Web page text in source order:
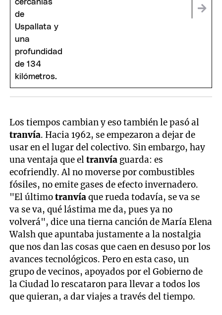
Los tiempos cambian y eso también le pasó al
tranvía. Hacia 1962, se empezaron a dejar de
usar en el lugar del colectivo. Sin embargo, hay
una ventaja que eltranvía guarda: es
ecofriendly. Al no moverse por combustibles
fósiles, no emite gases de efecto invernadero.
"El últimotranvíaque rueda todavía, se va se
va se va, qué lástima me da, pues ya no
volverá", dice una tierna canción de María Elena
Walsh que apuntaba justamente a la nostalgia
que nos dan las cosas que caen en desuso por los
avances tecnológicos. Pero en esta caso, un
grupo de vecinos, apoyados por el Gobierno de
la Ciudad lo rescataron para llevar a todos los
que quieran, a dar viajes a través del tiempo.